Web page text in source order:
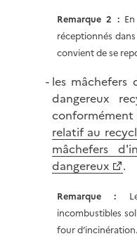
Remarque 2 :En
réceptionnés
convient de se
les mâchefers
dangereux
conformément
relatif au
mâchefers
dangereux
.
Remarque :
incombustibles
four d’incinération.